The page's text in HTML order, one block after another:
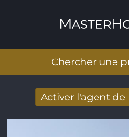
Chercher une
Activer l'agent de
par